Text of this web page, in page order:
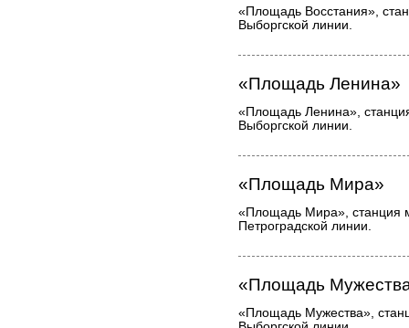
«Площадь Восстания»,
Выборгской линии.
«Площадь Ленина»
«Площадь Ленина»,
Выборгской линии.
«Площадь Мира»
«Площадь Мира», станция
Петроградской линии.
«Площадь
«Площадь Мужества»,